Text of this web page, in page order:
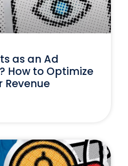
as an Ad
How to Optimize
Revenue